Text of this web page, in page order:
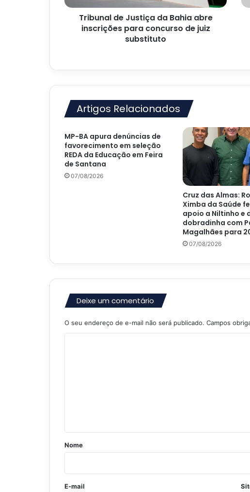
concurso
Tribunal de Justiça da Bahia abre
inscrições para concurso de juiz
substituto
de
Artigos Relacionados
MP-BA apura denúncias de
favorecimento em seleção
REDA da Educação em Feira
de Santana
07/08/2026
Cruz das Almas:
Ximba da Saúde
apoio a Niltinho e
dobradinha com
Magalhães para
07/08/2026
Deixe um comentário
O seu endereço de e-mail não será publicado. Campos
r
o
*
Nome
E-mail